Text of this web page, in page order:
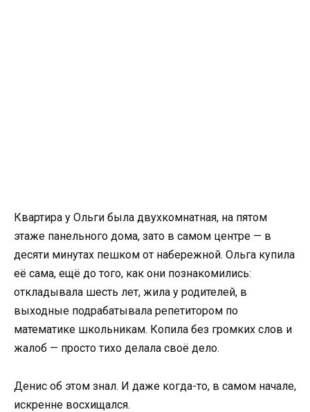
Квартира у Ольги была двухкомнатная, на пятом
этаже панельного дома, зато в самом центре — в
десяти минутах пешком от набережной. Ольга купила
её сама, ещё до того, как они познакомились:
откладывала шесть лет, жила у родителей, в
выходные подрабатывала репетитором по
математике школьникам. Копила без громких слов и
жалоб — просто тихо делала своё дело.
Денис об этом знал. И даже когда-то, в самом начале,
искренне восхищался.